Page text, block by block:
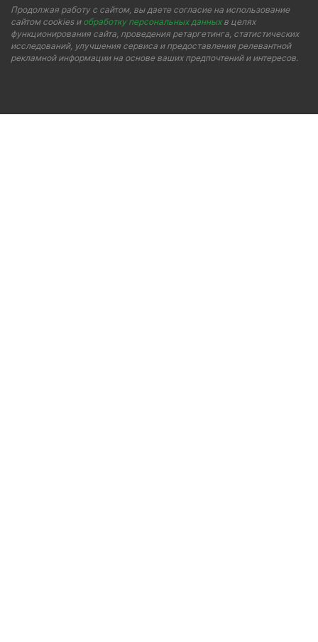
Продолжая работу с сайтом, вы даете согласие на использование
сайтом cookies и обработку персональных данныхв целях
функционирования сайта, проведения ретаргетинга, статистических
исследований, улучшения сервиса и предоставления релевантной
рекламной информации на основе ваших предпочтений и интересов.